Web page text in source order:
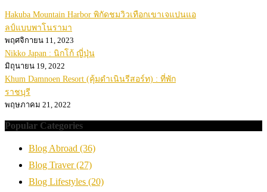
Hakuba Mountain Harbor พิกัดชมวิวเทือกเขาเจแปนแอ
ลป์แบบพาโนรามา
พฤศจิกายน 11, 2023
Nikko Japan : นิกโก้ ญี่ปุ่น
มิถุนายน 19, 2022
Khum Damnoen Resort (คุ้มดำเนินรีสอร์ท) : ที่พัก
ราชบุรี
พฤษภาคม 21, 2022
Popular Categories
Blog Abroad (36)
Blog Traver(27)
Blog Lifestyles (20)